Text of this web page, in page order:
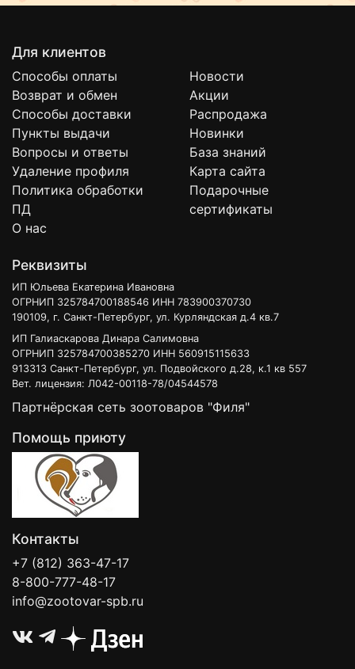
Для клиентов
Способы оплаты
Возврат и обмен
Способы доставки
Пункты выдачи
Вопросы и ответы
Удаление профиля
Политика обработки
ПД
О нас
Новости
Акции
Распродажа
Новинки
База знаний
Карта сайта
Подарочные
сертификаты
Реквизиты
ИП Юльева Екатерина Ивановна
ОГРНИП 325784700188546 ИНН 783900370730
190109, г. Санкт-Петербург, ул. Курляндская д.4 кв.7
ИП Галиаскарова Динара Салимовна
ОГРНИП 325784700385270 ИНН 560915115633
913313 Санкт-Петербург, ул. Подвойского д.28, к.1 кв 557
Вет. лицензия: Л042-00118-78/04544578
Партнёрская сеть зоотоваров "Филя"
Помощь приюту
Контакты
+7 (812) 363-47-17
8-800-777-48-17
info@zootovar-spb.ru